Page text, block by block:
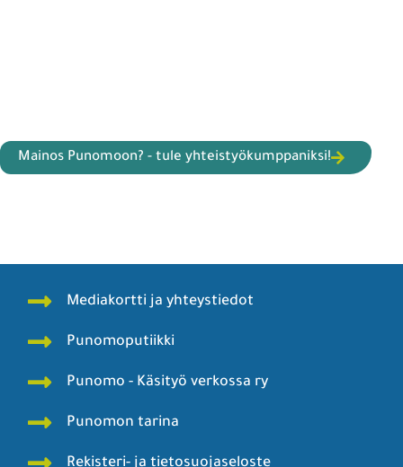
Mainos Punomoon? - tule yhteistyökumppaniksi!
Mediakortti ja yhteystiedot
Punomoputiikki
Punomo - Käsityö verkossa ry
Punomon tarina
Rekisteri- ja tietosuojaseloste